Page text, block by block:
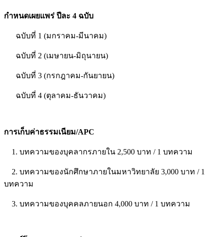
กำหนดเผยแพร่ ปีละ 4 ฉบับ
ฉบับที่ 1 (มกราคม-มีนาคม)
ฉบับที่ 2 (เมษายน-มิถุนายน)
ฉบับที่ 3 (กรกฎาคม-กันยายน)
ฉบับที่ 4 (ตุลาคม-ธันวาคม)
การเก็บค่าธรรมเนียม/APC
1. บทความของบุคลากรภายใน 2,500 บาท / 1 บทความ
2. บทความของนักศึกษาภายในมหาวิทยาลัย 3,000 บาท / 1
บทความ
3. บทความของบุคคลภายนอก 4,000 บาท / 1 บทความ